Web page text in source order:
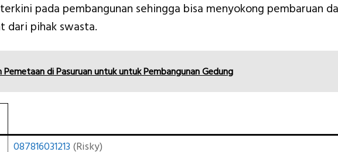
pada pembangunan sehingga bisa menyokong pembaruan
dari pihak swasta.
Pemetaan di Pasuruan untuk untuk Pembangunan Gedung
087816031213 (Risky)